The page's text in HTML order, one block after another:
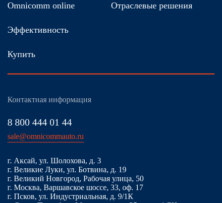
Omnicomm online
Эффективность
Купить
Отраслевые решения
Контактная информация
8 800 444 01 44
sale@omnicommauto.ru
г. Аксай, ул. Шолохова, д. 3
г. Великие Луки, ул. Ботвина, д. 19
г. Великий Новгород, Рабочая улица, 50
г. Москва, Варшавское шоссе, 33, оф. 17
г. Псков, ул. Индустриальная, д. 9/1К